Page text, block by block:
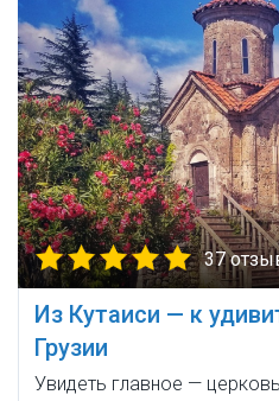
37
Из Кутаиси — к
Грузии
Увидеть главное —